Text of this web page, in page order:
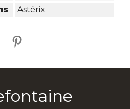
Astérix